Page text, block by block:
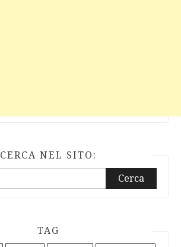
CERCA NEL SITO:
TAG